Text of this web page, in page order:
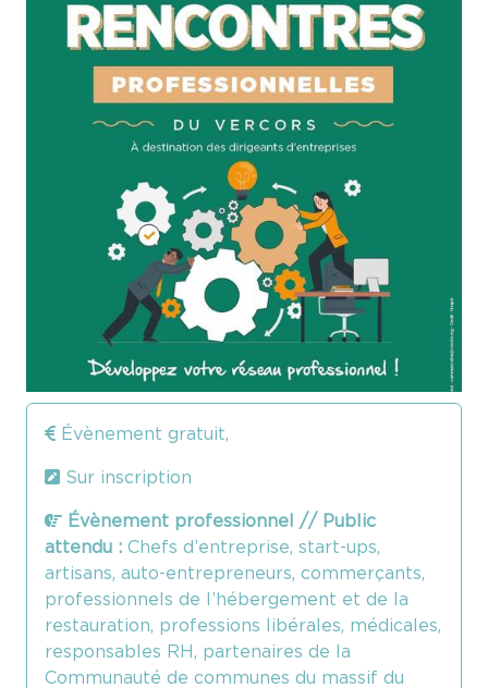
Évènement gratuit,
Sur inscription
Évènement professionnel // Public
attendu : Chefs d’entreprise, start-ups,
artisans, auto-entrepreneurs, commerçants,
professionnels de l’hébergement et de la
restauration, professions libérales, médicales,
responsables RH, partenaires de la
Communauté de communes du massif du